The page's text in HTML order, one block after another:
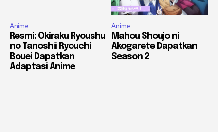
Anime
Resmi: Okiraku Ryoushu
no Tanoshii Ryouchi
Bouei Dapatkan
Adaptasi Anime
Anime
Mahou Shoujo ni
Akogarete Dapatkan
Season 2